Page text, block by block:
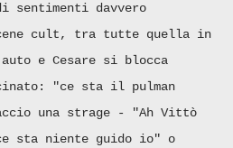
sentimenti davvero
cult, tra tutte quella in
e Cesare si blocca
"ce sta il pulman
una strage - "Ah Vittò
sta niente guido io" o